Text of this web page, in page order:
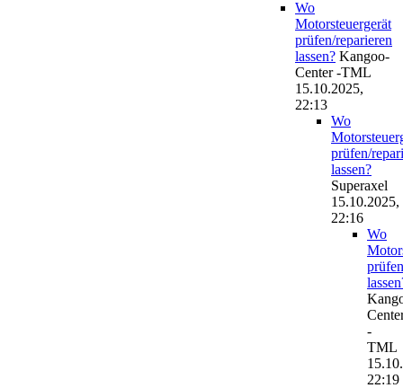
Wo
Motorsteuergerät
prüfen/reparieren
lassen? Kangoo-
Center -TML
15.10.2025,
22:13
Wo
prüfen/
lassen?
Superaxel
15.10.2025,
22:16
Wo
-
TML
22:19